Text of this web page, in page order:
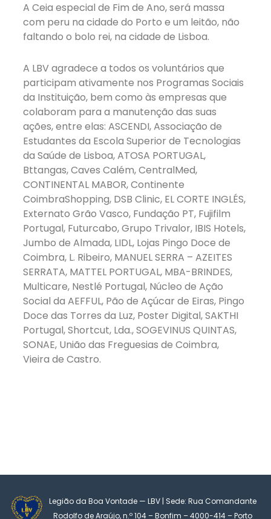
A Ceia especial de Fim de Ano, será massa
com peru na cidade do Porto e um leitão, não
faltando o bolo rei, na cidade de Lisboa.
A LBV agradece a todos os voluntários que
participam ativamente nos Programas Sociais
da Instituição, bem como às empresas que
colaboram para a manutenção das suas
ações, entre elas: ASCENDI, Associação de
Estudantes da Escola Superior de Tecnologias
da Saúde de Lisboa, ATOSA PORTUGAL,
Bttangas, Caves Calém, CentralMed,
CONTINENTAL MABOR, Continente
CoimbraShopping, DSB Clinic, EL CORTE INGLÉS,
Externato Grão Vasco, Fundação PT, Fujifilm
Portugal, Futurcabo, Grupo Trivalor, IBIS Hotels,
Jumbo de Almada, LIDL, Lojas Pingo Doce de
Coimbra, L. Ribeiro, MANUEL SERRA – AZEITES
SERRATA, MATTEL PORTUGAL, MBA-BRINDES,
Multicare, Nestlé Portugal, Núcleo de Ação
Social da AEFFUL, Pão de Açúcar de Eiras, Pingo
Doce das Torres da Luz, Poster Digital, SAKTHI
Portugal, Shortcut, Lda., SOGEVINUS QUINTAS,
SONAE, União das Freguesias de Coimbra,
Vieira de Castro.
Legião da Boa Vontade — LBV | Sede: Rua Comandante
Rodolfo de Araújo, n.º 104 – Bonfim – 4000-414 – Porto